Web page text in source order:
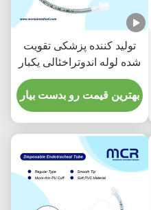
تولید کننده پزشکی تقویت
شده لوله اندوتراخئالی یکبار
مصرفی بدون DEHP
بهترین قیمت رو بدست بیار